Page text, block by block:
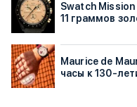
Swatch
11 граммов
Maurice de
часы к 130-